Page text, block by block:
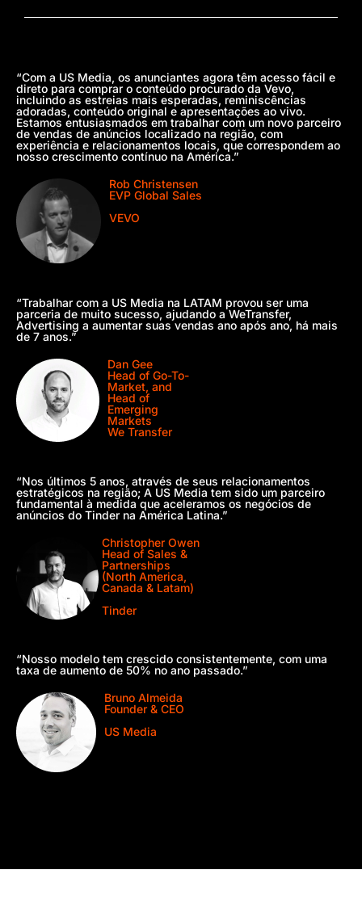
“Com a US Media, os anunciantes agora têm acesso fácil e
direto para comprar o conteúdo procurado da Vevo,
incluindo as estreias mais esperadas, reminiscências
adoradas, conteúdo original e apresentações ao vivo.
Estamos entusiasmados em trabalhar com um novo parceiro
de vendas de anúncios localizado na região, com
experiência e relacionamentos locais, que correspondem ao
nosso crescimento contínuo na América.”
Rob Christensen
EVP Global Sales
VEVO
“Trabalhar com a US Media na LATAM provou ser uma
parceria de muito sucesso, ajudando a WeTransfer,
Advertising a aumentar suas vendas ano após ano, há mais
de 7 anos.”
Dan Gee
Head of Go-To-
Market, and
Head of
Emerging
Markets
We Transfer
“Nos últimos 5 anos, através de seus relacionamentos
estratégicos na região; A US Media tem sido um parceiro
fundamental à medida que aceleramos os negócios de
anúncios do Tinder na América Latina.”
Christopher Owen
Head of Sales &
Partnerships
(North America,
Canada & Latam)
Tinder
“Nosso modelo tem crescido consistentemente, com uma
taxa de aumento de 50% no ano passado.”
Bruno Almeida
Founder & CEO
US Media